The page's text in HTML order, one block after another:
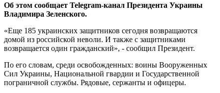
Об этом сообщает Telegram-канал Президента Украины
Владимира Зеленского.
«Еще 185 украинских защитников сегодня возвращаются
домой из российской неволи. И также с защитниками
возвращается один гражданский», - сообщил Президент.
По его словам, среди освобожденных: воины Вооруженных
Сил Украины, Национальной гвардии и Государственной
пограничной службы. Рядовые, сержанты и офицеры.